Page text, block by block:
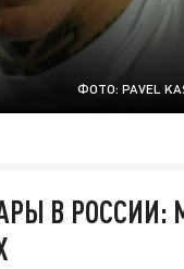
ФОТО: PAVEL
В